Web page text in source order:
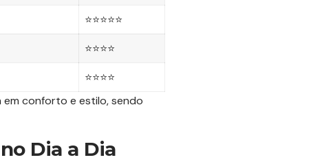
⭐⭐⭐⭐⭐
⭐⭐⭐⭐
⭐⭐⭐⭐
em conforto e estilo, sendo
Dia a Dia